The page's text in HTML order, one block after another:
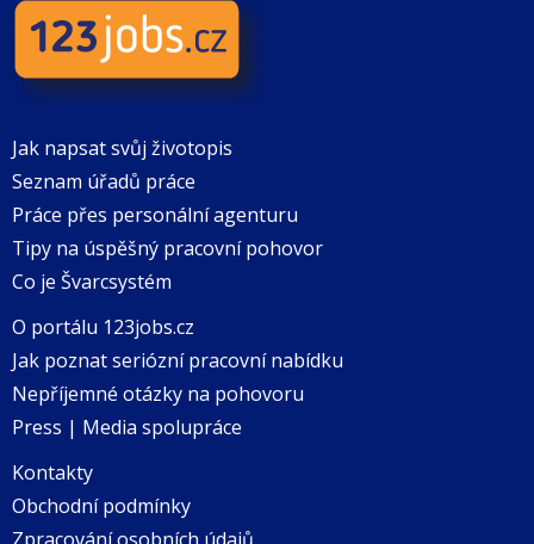
Jak napsat svůj životopis
Seznam úřadů práce
Práce přes personální agenturu
Tipy na úspěšný pracovní pohovor
Co je Švarcsystém
O portálu 123jobs.cz
Jak poznat seriózní pracovní nabídku
Nepříjemné otázky na pohovoru
Press | Media spolupráce
Kontakty
Obchodní podmínky